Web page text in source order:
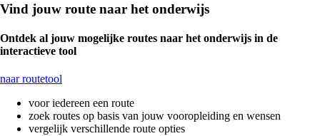
Vind jouw route naar het onderwijs
Ontdek al jouw mogelijke routes naar het onderwijs in de
interactieve tool
naar routetool
voor iedereen een route
zoek routes op basis van jouw vooropleiding en wensen
vergelijk verschillende route opties